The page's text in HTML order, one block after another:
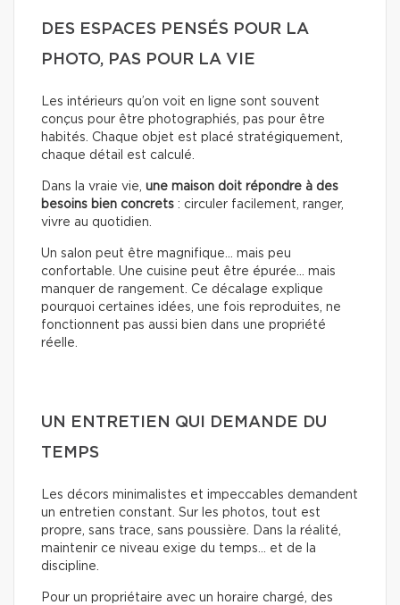
DES ESPACES PENSÉS POUR LA
PHOTO, PAS POUR LA VIE
Les intérieurs qu’on voit en ligne sont souvent
conçus pour être photographiés, pas pour être
habités. Chaque objet est placé stratégiquement,
chaque détail est calculé.
Dans la vraie vie, une maison doit répondre à des
besoins bien concrets : circuler facilement, ranger,
vivre au quotidien.
Un salon peut être magnifique… mais peu
confortable. Une cuisine peut être épurée… mais
manquer de rangement. Ce décalage explique
pourquoi certaines idées, une fois reproduites, ne
fonctionnent pas aussi bien dans une propriété
réelle.
UN ENTRETIEN QUI DEMANDE DU
TEMPS
Les décors minimalistes et impeccables demandent
un entretien constant. Sur les photos, tout est
propre, sans trace, sans poussière. Dans la réalité,
maintenir ce niveau exige du temps… et de la
discipline.
Pour un propriétaire avec un horaire chargé, des